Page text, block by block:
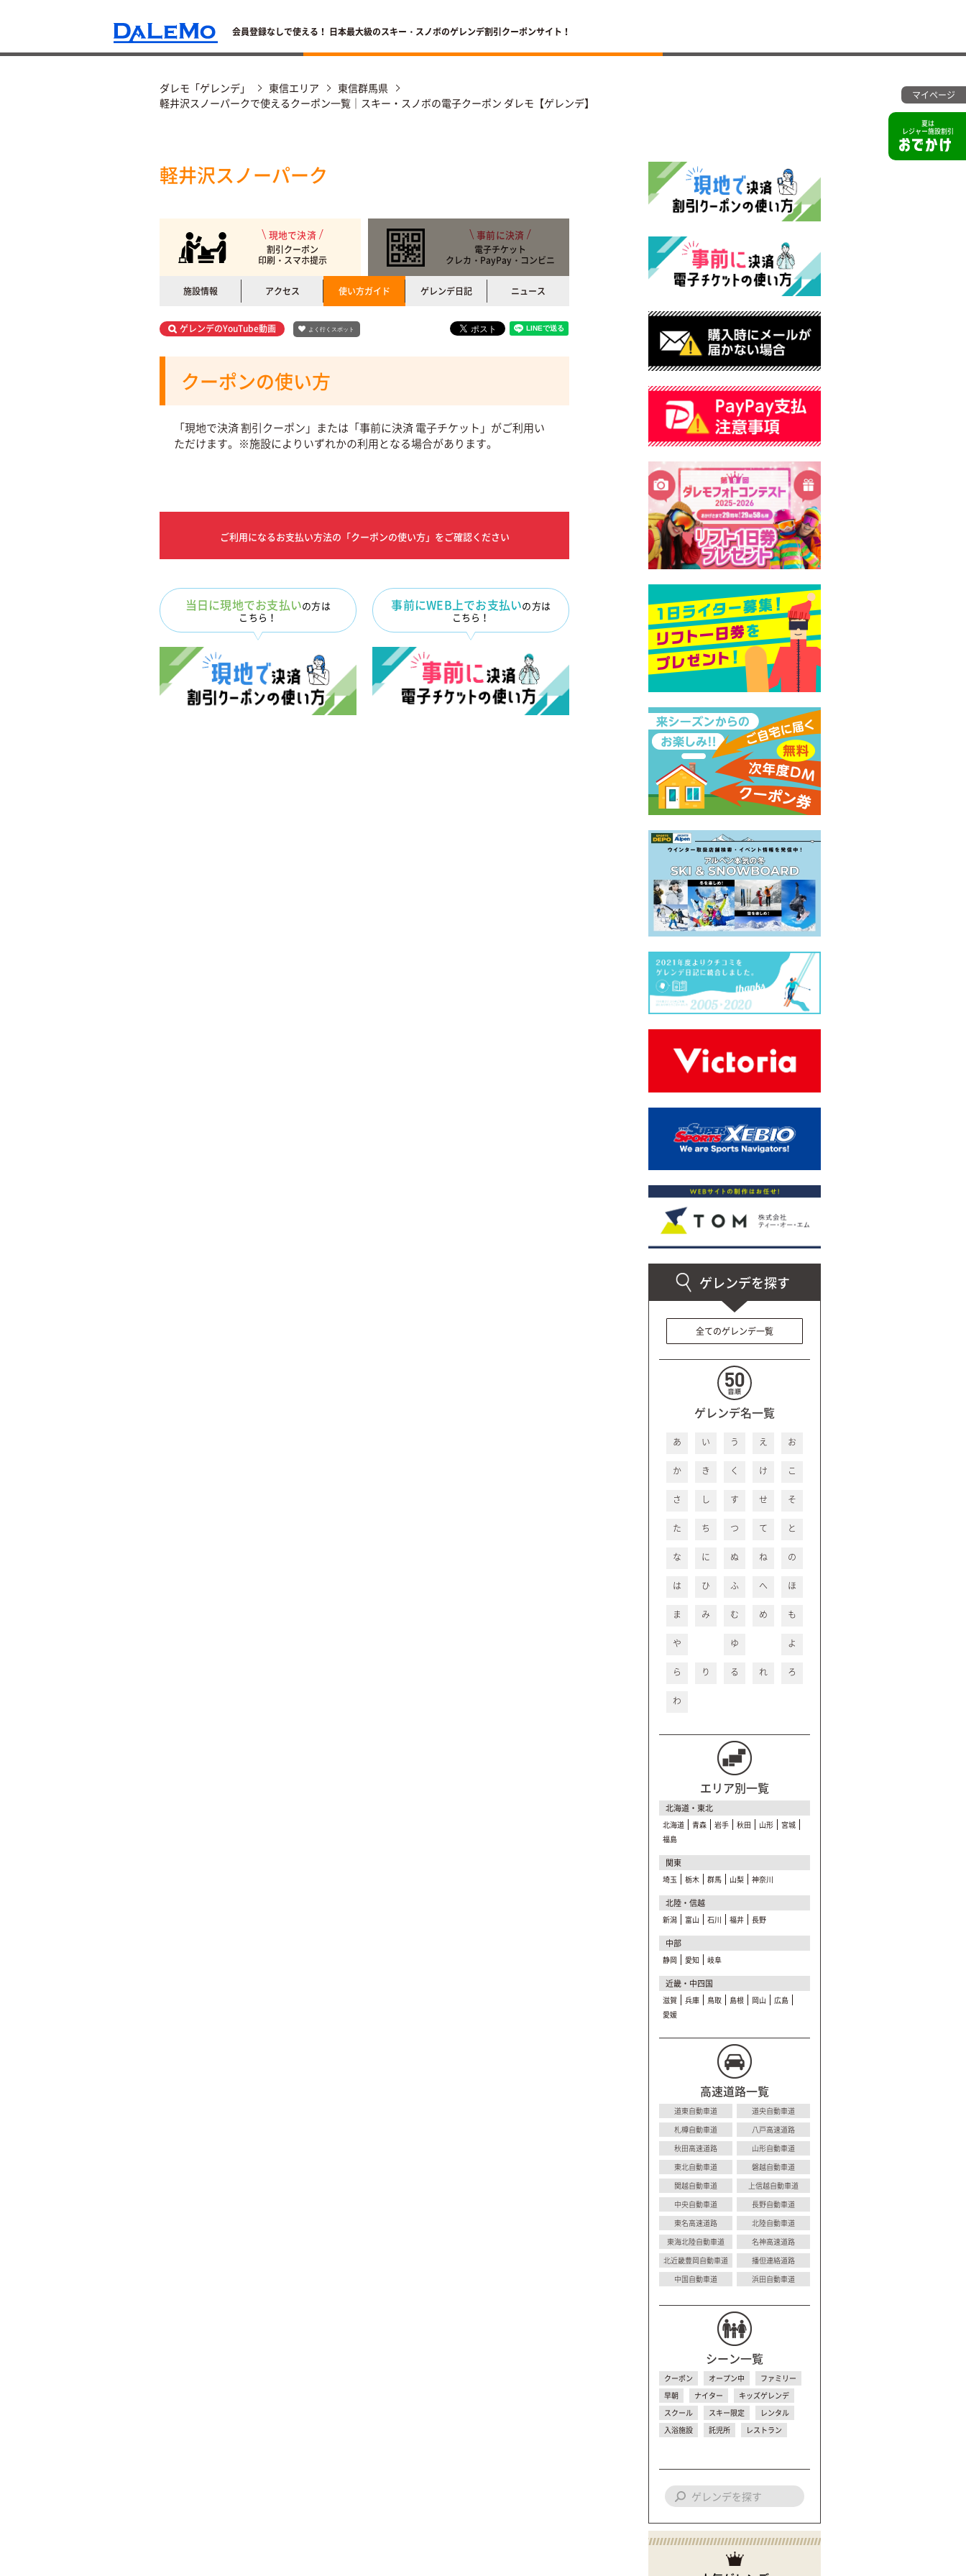
会員登録なしで使える！ 日本最大級のスキー・スノボのゲレンデ割引クーポンサイト！
夏は
レジャー施設割引
マイページ
ダレモ「ゲレンデ」 東信エリア
東信群馬県
軽井沢スノーパークで使えるクーポン一覧｜スキー・スノボの電子クーポン ダレモ【ゲレンデ】
軽井沢スノーパーク
現地で決済
割引クーポン
印刷・スマホ提示
事前に決済
電子チケット
クレカ・PayPay・コンビニ
施設情報 アクセス 使い方ガイド ゲレンデ日記 ニュース
ゲレンデのYouTube動画 よく行くスポット
クーポンの使い方
「現地で決済 割引クーポン」または「事前に決済 電子チケット」がご利用い
ただけます。※施設によりいずれかの利用となる場合があります。
ご利用になるお支払い方法の「クーポンの使い方」をご確認ください
当日に現地でお支払いの方は
こちら！
事前にWEB上でお支払いの方は
こちら！
全てのゲレンデ一覧
ゲレンデ名一覧
あ い う え お
か き く け こ
さ し す せ そ
た ち つ て と
な に ぬ ね の
は ひ ふ へ ほ
ま み む め も
や ゆ よ
ら り る れ ろ
わ
エリア別一覧
北海道・東北
北海道 青森 岩手 秋田 山形
宮城
福島
関東
埼玉 栃木 群馬 山梨 神奈川
北陸・信越
新潟 富山 石川 福井 長野
中部
静岡 愛知 岐阜
近畿・中四国
滋賀 兵庫 鳥取 島根 岡山
広島
愛媛
高速道路一覧
道東自動車道
道央自動車道
札樽自動車道
八戸高速道路
秋田高速道路
山形自動車道
東北自動車道
磐越自動車道
関越自動車道
上信越自動車道
中央自動車道
長野自動車道
東名高速道路
北陸自動車道
東海北陸自動車道
名神高速道路
北近畿豊岡自動車道
播但連絡道路
中国自動車道
浜田自動車道
シーン一覧
クーポン オープン中
ファミリー
早朝
ナイター
キッズゲレンデ
スクール
スキー限定
レンタル
入浴施設
託児所 レストラン